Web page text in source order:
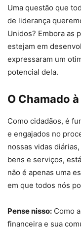
Uma questão que
de liderança
Unidos? Embora as
estejam em
expressaram um
potencial dela.
O Chamado
Como cidadãos, é
e engajados no
nossas vidas
bens e serviços,
não é apenas uma
em que todos nós
Pense nisso: Como
financeira e sua